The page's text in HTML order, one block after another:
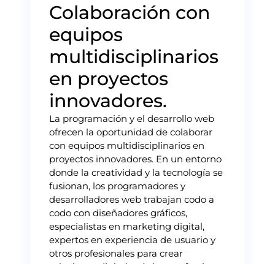
Colaboración con
equipos
multidisciplinarios
en proyectos
innovadores.
La programación y el desarrollo web
ofrecen la oportunidad de colaborar
con equipos multidisciplinarios en
proyectos innovadores. En un entorno
donde la creatividad y la tecnología se
fusionan, los programadores y
desarrolladores web trabajan codo a
codo con diseñadores gráficos,
especialistas en marketing digital,
expertos en experiencia de usuario y
otros profesionales para crear